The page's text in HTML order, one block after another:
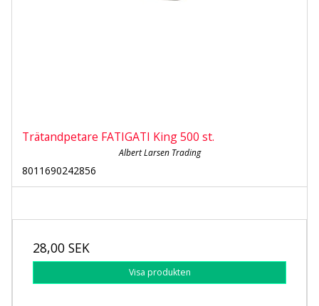
Trätandpetare FATIGATI King 500 st.
Albert Larsen Trading
8011690242856
28,00 SEK
Visa produkten